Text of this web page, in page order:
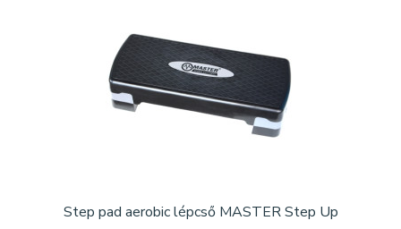
Step pad aerobic lépcső MASTER Step Up